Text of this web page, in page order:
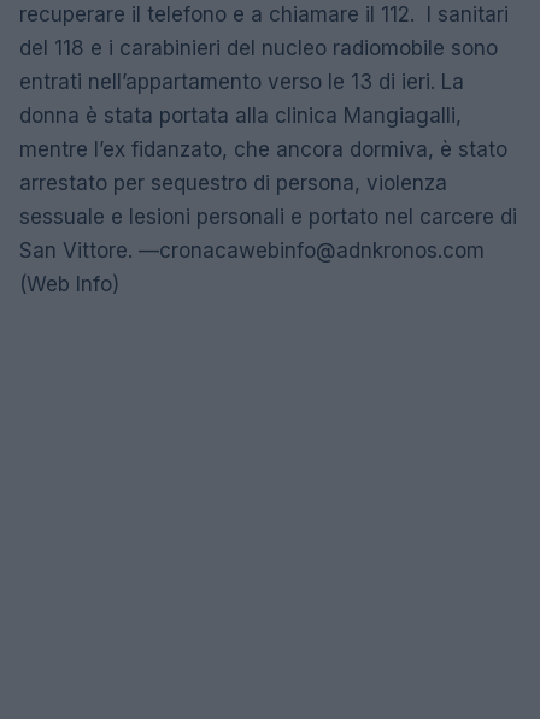
recuperare il telefono e a chiamare il 112. I sanitari
del 118 e i carabinieri del nucleo radiomobile sono
entrati nell’appartamento verso le 13 di ieri. La
donna è stata portata alla clinica Mangiagalli,
mentre l’ex fidanzato, che ancora dormiva, è stato
arrestato per sequestro di persona, violenza
sessuale e lesioni personali e portato nel carcere di
San Vittore. —cronacawebinfo@adnkronos.com
(Web Info)